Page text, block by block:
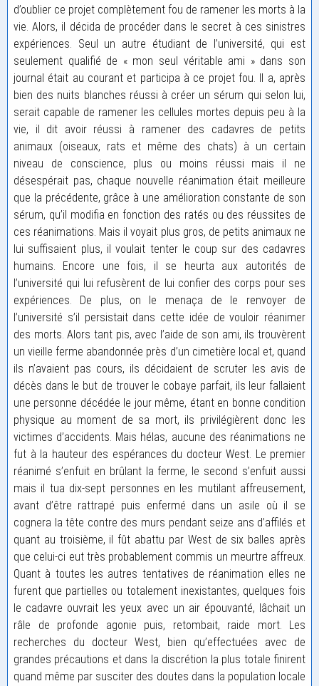
d’oublier ce projet complètement fou de ramener les morts à la
vie. Alors, il décida de procéder dans le secret à ces sinistres
expériences. Seul un autre étudiant de l’université, qui est
seulement qualifié de « mon seul véritable ami » dans son
journal était au courant et participa à ce projet fou. Il a, après
bien des nuits blanches réussi à créer un sérum qui selon lui,
serait capable de ramener les cellules mortes depuis peu à la
vie, il dit avoir réussi à ramener des cadavres de petits
animaux (oiseaux, rats et même des chats) à un certain
niveau de conscience, plus ou moins réussi mais il ne
désespérait pas, chaque nouvelle réanimation était meilleure
que la précédente, grâce à une amélioration constante de son
sérum, qu’il modifia en fonction des ratés ou des réussites de
ces réanimations. Mais il voyait plus gros, de petits animaux ne
lui suffisaient plus, il voulait tenter le coup sur des cadavres
humains. Encore une fois, il se heurta aux autorités de
l’université qui lui refusèrent de lui confier des corps pour ses
expériences. De plus, on le menaça de le renvoyer de
l’université s’il persistait dans cette idée de vouloir réanimer
des morts. Alors tant pis, avec l’aide de son ami, ils trouvèrent
un vieille ferme abandonnée près d’un cimetière local et, quand
ils n’avaient pas cours, ils décidaient de scruter les avis de
décès dans le but de trouver le cobaye parfait, ils leur fallaient
une personne décédée le jour même, étant en bonne condition
physique au moment de sa mort, ils privilégièrent donc les
victimes d’accidents. Mais hélas, aucune des réanimations ne
fut à la hauteur des espérances du docteur West. Le premier
réanimé s’enfuit en brûlant la ferme, le second s’enfuit aussi
mais il tua dix-sept personnes en les mutilant affreusement,
avant d’être rattrapé puis enfermé dans un asile où il se
cognera la tête contre des murs pendant seize ans d’affilés et
quant au troisième, il fût abattu par West de six balles après
que celui-ci eut très probablement commis un meurtre affreux.
Quant à toutes les autres tentatives de réanimation elles ne
furent que partielles ou totalement inexistantes, quelques fois
le cadavre ouvrait les yeux avec un air épouvanté, lâchait un
râle de profonde agonie puis, retombait, raide mort. Les
recherches du docteur West, bien qu’effectuées avec de
grandes précautions et dans la discrétion la plus totale finirent
quand même par susciter des doutes dans la population locale